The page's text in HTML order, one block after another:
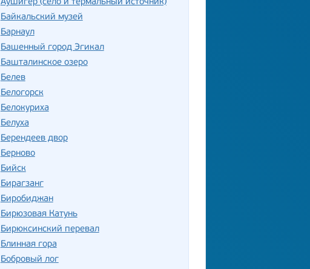
Аушигер (село и термальный источник)
Байкальский музей
Барнаул
Башенный город Эгикал
Башталинское озеро
Белев
Белогорск
Белокуриха
Белуха
Берендеев двор
Берново
Бийск
Бирагзанг
Биробиджан
Бирюзовая Катунь
Бирюксинский перевал
Блинная гора
Бобровый лог